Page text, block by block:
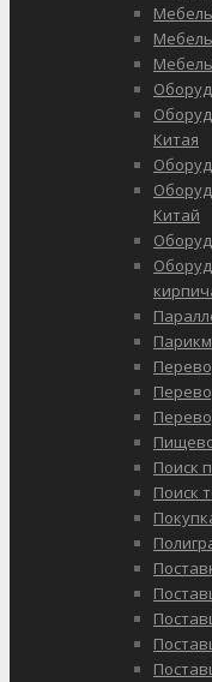
Китая
Китай
Поиск
Поиск